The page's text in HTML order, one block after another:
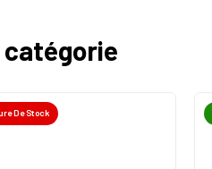
De Stock